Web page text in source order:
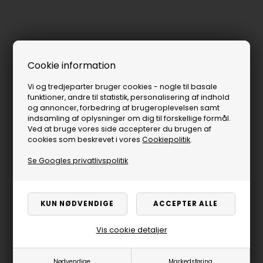
Cookie information
Vi og tredjeparter bruger cookies - nogle til basale
funktioner, andre til statistik, personalisering af indhold
og annoncer, forbedring af brugeroplevelsen samt
indsamling af oplysninger om dig til forskellige formål.
Ved at bruge vores side accepterer du brugen af
cookies som beskrevet i voresCookiepolitik.
Se Googles privatlivspolitik
Vis cookie detaljer